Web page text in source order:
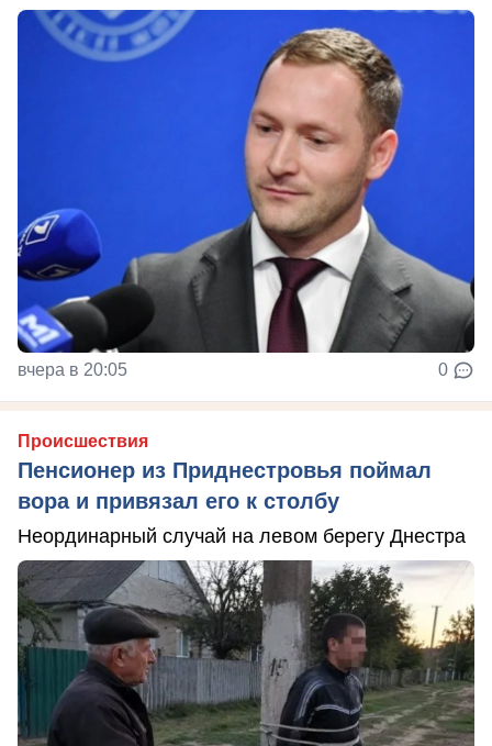
вчера в 20:05 0
Происшествия
Пенсионер из Приднестровья поймал
вора и привязал его к столбу
Неординарный случай на левом берегу Днестра